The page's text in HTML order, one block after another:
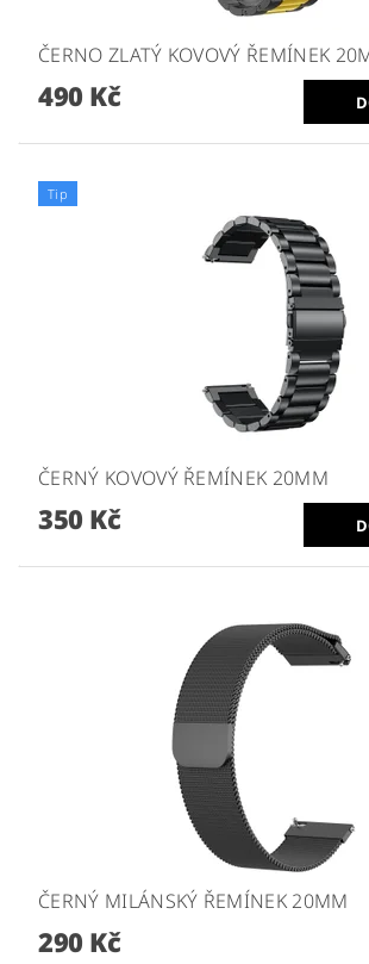
ČERNO ZLATÝ KOVOVÝ ŘEMÍNEK
490 Kč
Tip
ČERNÝ KOVOVÝ ŘEMÍNEK 20MM
350 Kč
ČERNÝ MILÁNSKÝ ŘEMÍNEK 20MM
290 Kč